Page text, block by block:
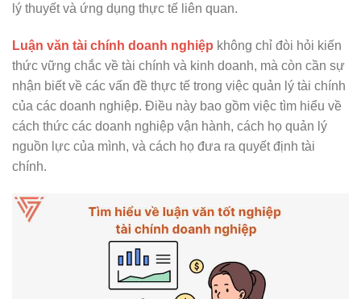
lý thuyết và ứng dụng thực tế liên quan.
Luận văn tài chính doanh nghiệp không chỉ đòi hỏi kiến
thức vững chắc về tài chính và kinh doanh, mà còn cần sự
nhận biết về các vấn đề thực tế trong việc quản lý tài chính
của các doanh nghiệp. Điều này bao gồm việc tìm hiểu về
cách thức các doanh nghiệp vận hành, cách họ quản lý
nguồn lực của mình, và cách họ đưa ra quyết định tài
chính.